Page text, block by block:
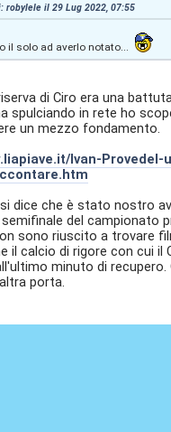
robylele il 29 Lug 2022, 07:55
il solo ad averlo notato...
di Ciro era una
spulciando in rete ho
un mezzo fondamento.
Ivan-Provedel-
dice che è stato nostro
semifinale del campionato
sono riuscito a trovare
il calcio di rigore con cui il
minuto di recupero.
porta.